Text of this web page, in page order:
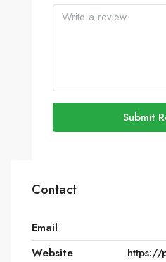
Submit
Contact
Email
Website
https://